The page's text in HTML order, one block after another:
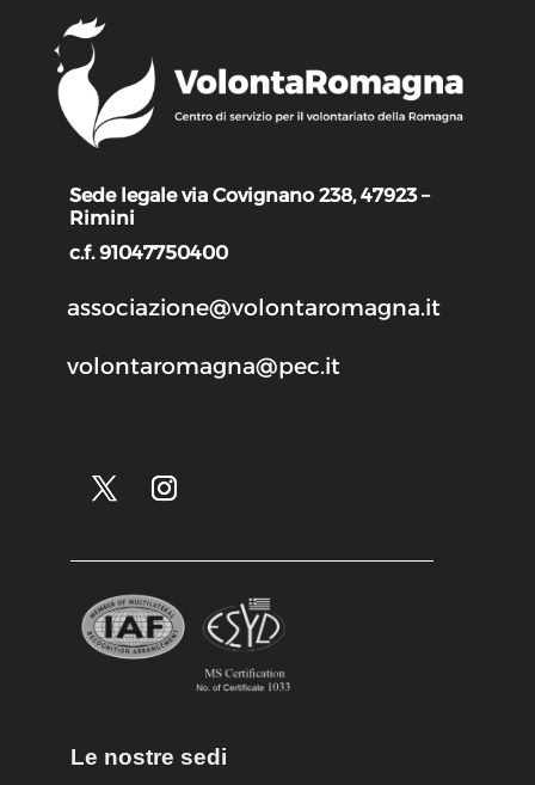
Sede legale via Covignano 238, 47923 –
Rimini
c.f. 91047750400
associazione@volontaromagna.it
volontaromagna@pec.it
Le nostre sedi